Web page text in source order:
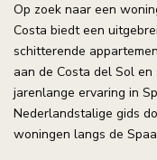
Op zoek naar een
Costa biedt een
schitterende
aan de Costa del Sol en
jarenlange ervaring in
Nederlandstalige gids
woningen langs de